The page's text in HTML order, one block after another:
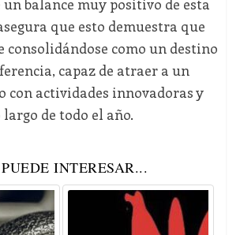
un balance muy positivo de esta
que esto demuestra que
consolidándose como un destino
capaz de atraer a un
con actividades innovadoras y
de todo el año.
INTERESAR...